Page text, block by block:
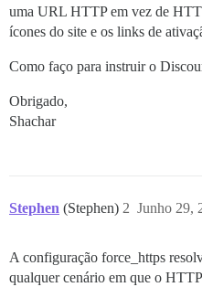
uma URL HTTP em vez de
ícones do site e os links de
Como faço para instruir o
Obrigado,
Shachar
Stephen (Stephen) Junho 29,
2
A configuração force_https
qualquer cenário em que o